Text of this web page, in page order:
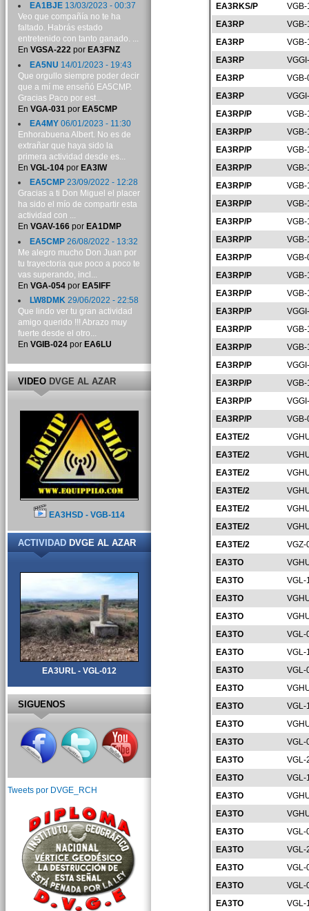
EA3RKS/P
EA3RP
EA3RP
EA3RP
EA3RP
EA3RP
EA3RP/P
EA3RP/P
EA3RP/P
EA3RP/P
EA3RP/P
EA3RP/P
EA3RP/P
EA3RP/P
EA3RP/P
EA3RP/P
EA3RP/P
EA3RP/P
EA3RP/P
EA3RP/P
EA3RP/P
EA3RP/P
EA3RP/P
EA3RP/P
EA3TE/2
EA3TE/2
EA3TE/2
EA3TE/2
EA3TE/2
EA3TE/2
EA3TE/2
VGZ-
EA3TO
EA3TO
VGL-
EA3TO
EA3TO
EA3TO
VGL-
EA3TO
VGL-
EA3TO
VGL-
EA3TO
EA3TO
VGL-
EA3TO
EA3TO
VGL-
EA3TO
VGL-
EA3TO
VGL-
EA3TO
EA3TO
EA3TO
VGL-
EA3TO
VGL-
EA3TO
VGL-
EA3TO
VGL-
EA3TO
VGL-
EA1BJE13/03/2023 - 00:37
Veo que compañía no te ha
faltado. Habrás estado
entretenido con tanto ganado. ...
En VGSA-222por EA3FNZ
EA5NU 14/01/2023 - 19:43
Que orgullo siempre poder decir
que a mí me enseñó EA5CMP.
Gracias Paco por est...
En VGA-031 por EA5CMP
EA4MY06/01/2023 - 11:30
Enhorabuena Albert. No es de
extrañar que haya sido la
primera actividad desde es...
En VGL-104por EA3IW
EA5CMP23/09/2022 - 12:28
Gracias a ti Don Miguel el placer
ha sido el mío de compartir esta
actividad con ...
En VGAV-166por EA1DMP
EA5CMP26/08/2022 - 13:32
Me alegro mucho Don Juan por
tu trayectoria que poco a poco te
vas superando, incl...
En VGA-054por EA5IFF
LW8DMK29/06/2022 - 22:58
Que lindo ver tu gran actividad
amigo querido !!! Abrazo muy
fuerte desde el otro...
En VGIB-024por EA6LU
VIDEODVGE AL AZAR
EA3HSD - VGB-114
ACTIVIDADDVGE AL AZAR
EA3URL - VGL-012
SIGUENOS
Tweets por DVGE_RCH